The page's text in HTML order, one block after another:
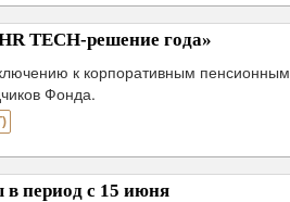
TECH-решение года»
к корпоративным пенсионным
Фонда.
период с 15 июня